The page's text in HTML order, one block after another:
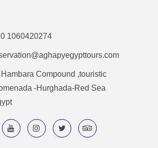
1060420274
Compound ,touristic
-Hurghada-Red Sea